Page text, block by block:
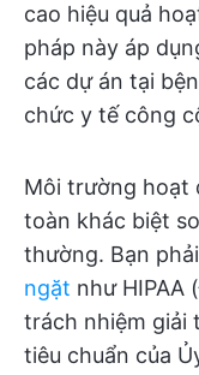
cao hiệu quả
pháp này áp
các dự án tại
chức y tế công
Môi trường hoạt
toàn khác biệt
thường. Bạn
ngặt như HIPAA
trách nhiệm giải
tiêu chuẩn của